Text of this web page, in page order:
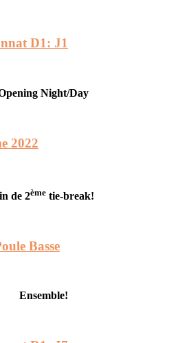
D1: J1
Night/Day
2022
de 2ème tie-break!
Basse
Ensemble!